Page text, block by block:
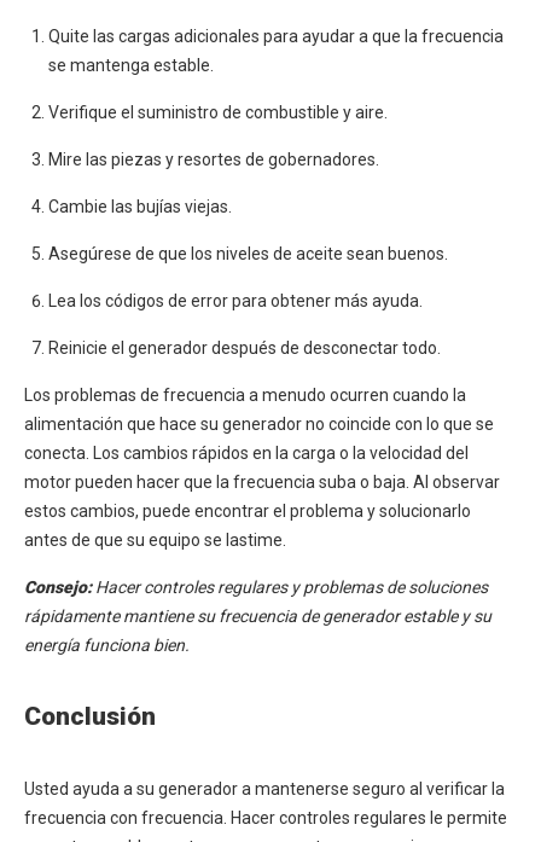
Quite las cargas adicionales para ayudar a que la frecuencia
se mantenga estable.
Verifique el suministro de combustible y aire.
Mire las piezas y resortes de gobernadores.
Cambie las bujías viejas.
Asegúrese de que los niveles de aceite sean buenos.
Lea los códigos de error para obtener más ayuda.
Reinicie el generador después de desconectar todo.
Los problemas de frecuencia a menudo ocurren cuando la
alimentación que hace su generador no coincide con lo que se
conecta. Los cambios rápidos en la carga o la velocidad del
motor pueden hacer que la frecuencia suba o baja. Al observar
estos cambios, puede encontrar el problema y solucionarlo
antes de que su equipo se lastime.
Consejo:Hacer controles regulares y problemas de soluciones
rápidamente mantiene su frecuencia de generador estable y su
energía funciona bien.
Conclusión
Usted ayuda a su generador a mantenerse seguro al verificar la
frecuencia con frecuencia. Hacer controles regulares le permite